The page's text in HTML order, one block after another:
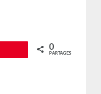
0
PARTAGES